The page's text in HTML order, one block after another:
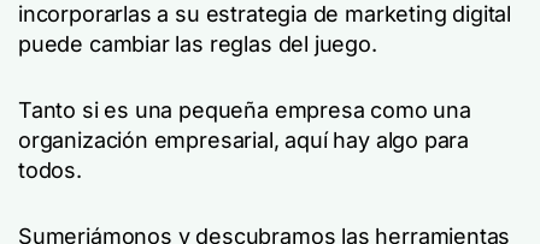
incorporarlas a su estrategia de marketing digital
puede cambiar las reglas del juego.
Tanto si es una pequeña empresa como una
organización empresarial, aquí hay algo para
todos.
Sumerjámonos y descubramos las herramientas